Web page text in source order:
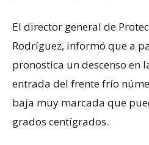
El director general de
Rodríguez, informó que a
pronostica un descenso en
entrada del frente frío
baja muy marcada que
grados centígrados.